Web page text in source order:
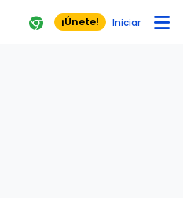
¡Únete! Iniciar